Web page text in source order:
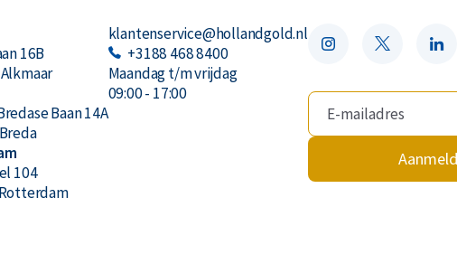
16B
Baan 14A
104
klantenservice@hollandgold.nl
+3188 468 8400
Maandag t/m vrijdag
09:00 - 17:00